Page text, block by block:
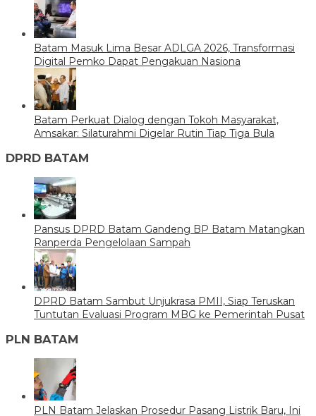
Batam Masuk Lima Besar ADLGA 2026, Transformasi
Digital Pemko Dapat Pengakuan Nasiona
Batam Perkuat Dialog dengan Tokoh Masyarakat,
Amsakar: Silaturahmi Digelar Rutin Tiap Tiga Bula
DPRD BATAM
Pansus DPRD Batam Gandeng BP Batam Matangkan
Ranperda Pengelolaan Sampah
DPRD Batam Sambut Unjukrasa PMII, Siap Teruskan
Tuntutan Evaluasi Program MBG ke Pemerintah Pusat
PLN BATAM
PLN Batam Jelaskan Prosedur Pasang Listrik Baru, Ini